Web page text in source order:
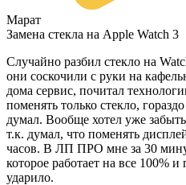
Марат
Замена стекла на Apple Watch 3
Случайно разбил стекло на
они соскочили с руки на
дома сервис, почитал
поменять только стекло,
думал. Вообще хотел уже
т.к. думал, что поменять
часов. В ЛП ПРО мне за 30
которое работает на все 100%
ударило.